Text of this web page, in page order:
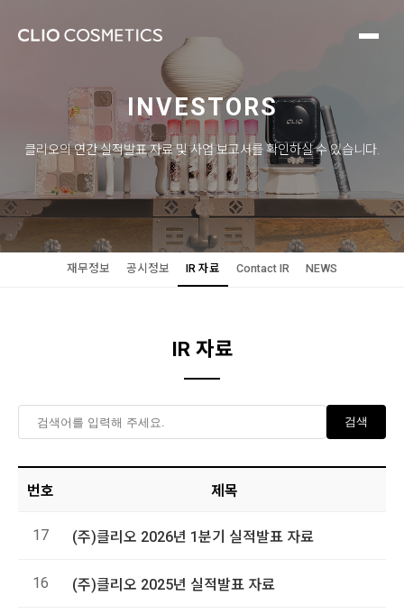
INVESTORS
클리오의 연간 실적발표 자료 및 사업 보고서를 확인하실 수 있습니다.
재무정보 공시정보 IR 자료 Contact IR NEWS
IR 자료
검색
번호 제목
17 (주)클리오 2026년 1분기 실적발표 자료
16 (주)클리오 2025년 실적발표 자료